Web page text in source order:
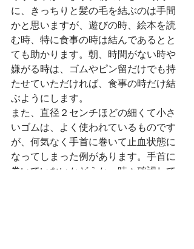
に、きっちりと髪の毛を結ぶのは手間
かと思いますが、遊びの時、絵本を読
む時、特に食事の時は結んであるとと
ても助かります。朝、時間がない時や
嫌がる時は、ゴムやピン留だけでも持
たせていただければ、食事の時だけ結
ぶようにします。
また、直径２センチほどの細くて小さ
いゴムは、よく使われているものです
が、何気なく手首に巻いて止血状態に
なってしまった例があります。手首に
巻いていないかどうか、時々確認して